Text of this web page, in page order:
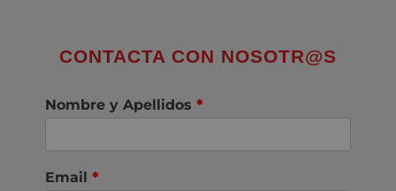
CONTACTA CON NOSOTR@S
Nombre y Apellidos *
Email *